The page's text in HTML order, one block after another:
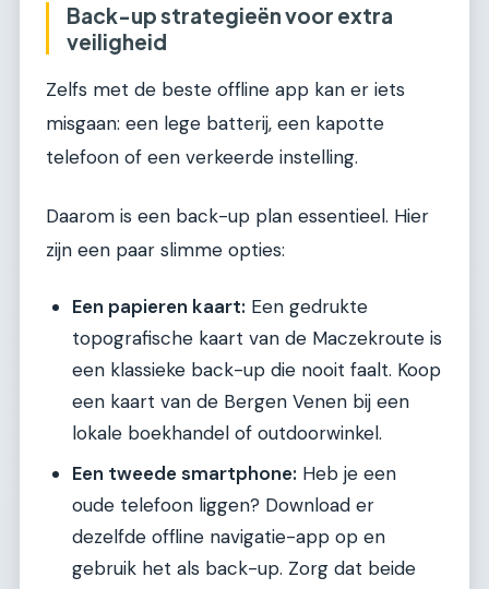
Back-up strategieën voor extra
veiligheid
Zelfs met de beste offline app kan er iets
misgaan: een lege batterij, een kapotte
telefoon of een verkeerde instelling.
Daarom is een back-up plan essentieel. Hier
zijn een paar slimme opties:
Een papieren kaart: Een gedrukte
topografische kaart van de Maczekroute is
een klassieke back-up die nooit faalt. Koop
een kaart van de Bergen Venen bij een
lokale boekhandel of outdoorwinkel.
Een tweede smartphone: Heb je een
oude telefoon liggen? Download er
dezelfde offline navigatie-app op en
gebruik het als back-up. Zorg dat beide